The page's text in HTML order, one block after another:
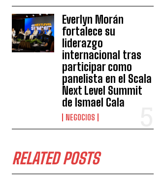
Everlyn Morán
fortalece su
liderazgo
internacional tras
participar como
panelista en el Scala
Next Level Summit
de Ismael Cala
NEGOCIOS
RELATED POSTS